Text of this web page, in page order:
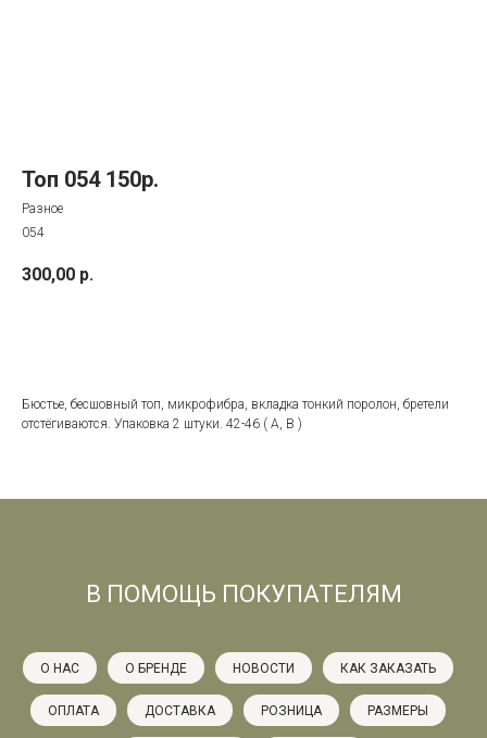
Топ 054 150р.
Разное
054
300,00 р.
Бюстье, бесшовный топ, микрофибра, вкладка тонкий поролон, бретели
отстёгиваются. Упаковка 2 штуки. 42-46 ( А, В )
В ПОМОЩЬ ПОКУПАТЕЛЯМ
О НАС О БРЕНДЕ НОВОСТИ КАК ЗАКАЗАТЬ
ОПЛАТА ДОСТАВКА РОЗНИЦА РАЗМЕРЫ